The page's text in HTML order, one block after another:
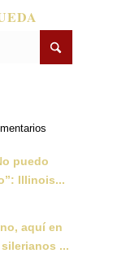
puedo
Illinois...
aquí en
...